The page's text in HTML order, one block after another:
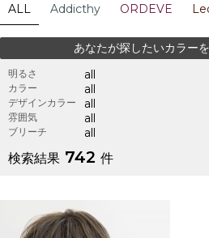
ALL Addicthy ORDEVE
あなたが探したいカラー
明るさ all
カラー all
デザインカラー all
雰囲気 all
ブリーチ all
検索結果 742 件